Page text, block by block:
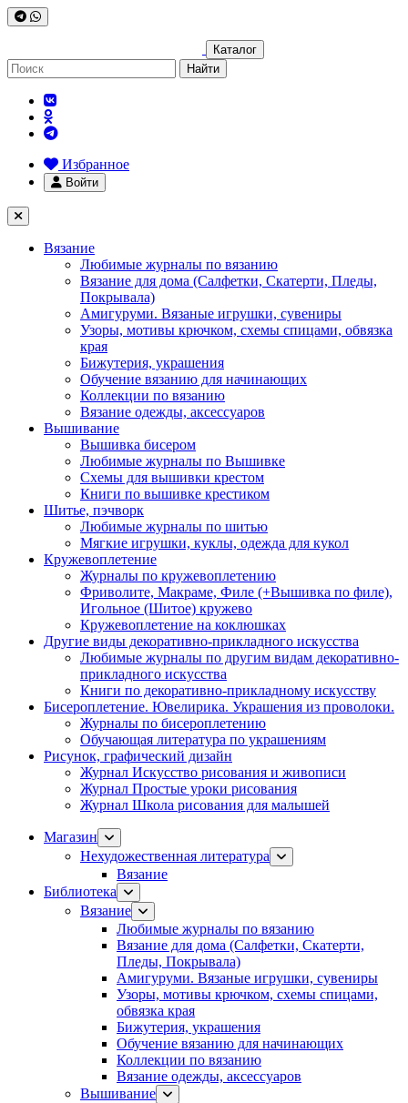
Каталог
Найти
Избранное
Войти
Вязание
Любимые журналы по вязанию
Вязание для дома (Салфетки, Скатерти, Пледы,
Покрывала)
Амигуруми. Вязаные игрушки, сувениры
Узоры, мотивы крючком, схемы спицами, обвязка
края
Бижутерия, украшения
Обучение вязанию для начинающих
Коллекции по вязанию
Вязание одежды, аксессуаров
Вышивание
Вышивка бисером
Любимые журналы по Вышивке
Схемы для вышивки крестом
Книги по вышивке крестиком
Шитье, пэчворк
Любимые журналы по шитью
Мягкие игрушки, куклы, одежда для кукол
Кружевоплетение
Журналы по кружевоплетению
Фриволите, Макраме, Филе (+Вышивка по филе),
Игольное (Шитое) кружево
Кружевоплетение на коклюшках
Другие виды декоративно-прикладного искусства
Любимые журналы по другим видам декоративно-
прикладного искусства
Книги по декоративно-прикладному искусству
Бисероплетение. Ювелирика. Украшения из проволоки.
Журналы по бисероплетению
Обучающая литература по украшениям
Рисунок, графический дизайн
Журнал Искусство рисования и живописи
Журнал Простые уроки рисования
Журнал Школа рисования для малышей
Магазин
Нехудожественная литература
Вязание
Библиотека
Вязание
Любимые журналы по вязанию
Вязание для дома (Салфетки, Скатерти,
Пледы, Покрывала)
Амигуруми. Вязаные игрушки, сувениры
Узоры, мотивы крючком, схемы спицами,
обвязка края
Бижутерия, украшения
Обучение вязанию для начинающих
Коллекции по вязанию
Вязание одежды, аксессуаров
Вышивание